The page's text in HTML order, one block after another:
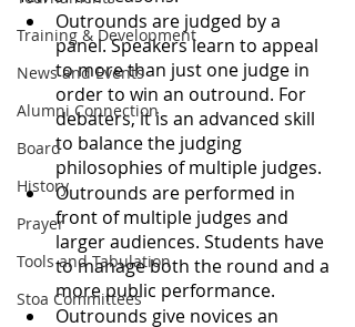
Training & Development
News and Events
Alumni Connection
Board
History
Prayer
Tools and Tabulation
Stoa Committees
Outrounds are judged by a
panel. Speakers learn to appeal
to more than just one judge in
order to win an outround. For
debaters, it is an advanced skill
to balance the judging
philosophies of multiple judges.
Outrounds are performed in
front of multiple judges and
larger audiences. Students have
to manage both the round and a
more public performance.
Outrounds give novices an